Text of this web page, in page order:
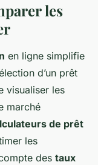
les
en ligne simplifie
d’un prêt
visualiser les
marché
de prêt
les
des taux